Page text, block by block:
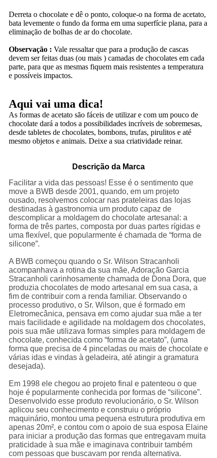
Derreta o chocolate e dê o ponto, coloque-o na forma de acetato,
bata levemente o fundo da forma em uma superfície plana, para a
eliminação de bolhas de ar do chocolate.
Observação : Vale ressaltar que para a produção de cascas
devem ser feitas duas (ou mais ) camadas de chocolates em cada
parte, para que as mesmas fiquem mais resistentes a temperatura
e possíveis impactos.
Aqui vai uma dica!
As formas de acetato são fáceis de utilizar e com um pouco de
chocolate dará a todos a possibilidades incríveis de sobremesas,
desde tabletes de chocolates, bombons, trufas, pirulitos e até
mesmo objetos e animais. Deixe a sua criatividade reinar.
Descrição da Marca
Facilitar a vida das pessoas! Esse é o sentimento que
move a BWB desde 2001, quando, em um projeto
ousado, resolvemos colocar nas prateleiras das lojas
destinadas à gastronomia um produto capaz de
descomplicar a moldagem do chocolate artesanal: a
forma de três partes, composta por duas partes rígidas e
uma flexível, que popularmente é chamada de “forma de
silicone”.
A BWB começou quando o Sr. Wilson Stracanholi
acompanhava a rotina da sua mãe, Adoração Garcia
Stracanholi carinhosamente chamada de Dona Dora, que
produzia chocolates de modo artesanal em sua casa, a
fim de contribuir com a renda familiar. Observando o
processo produtivo, o Sr. Wilson, que é formado em
Eletromecânica, pensava em como ajudar sua mãe a ter
mais facilidade e agilidade na moldagem dos chocolates,
pois sua mãe utilizava formas simples para moldagem de
chocolate, conhecida como “forma de acetato”, (uma
forma que precisa de 4 pinceladas ou mais de chocolate e
várias idas e vindas à geladeira, até atingir a gramatura
desejada).
Em 1998 ele chegou ao projeto final e patenteou o que
hoje é popularmente conhecida por formas de “silicone”.
Desenvolvido esse produto revolucionário, o Sr. Wilson
aplicou seu conhecimento e construiu o próprio
maquinário, montou uma pequena estrutura produtiva em
apenas 20m², e contou com o apoio de sua esposa Elaine
para iniciar a produção das formas que entregavam muita
praticidade à sua mãe e imaginava contribuir também
com pessoas que buscavam por renda alternativa.